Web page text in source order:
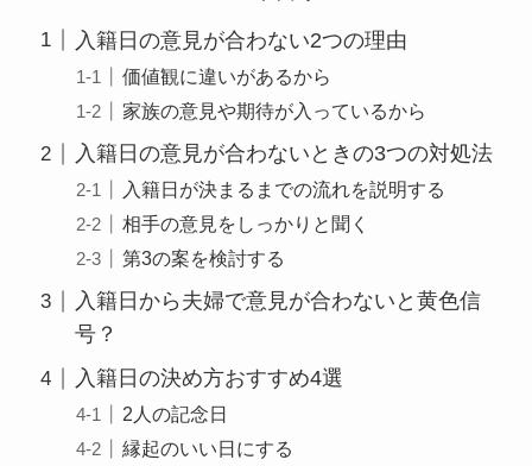
入籍日の意見が合わない2つの理由
価値観に違いがあるから
家族の意見や期待が入っているから
入籍日の意見が合わないときの3つの対処法
入籍日が決まるまでの流れを説明する
相手の意見をしっかりと聞く
第3の案を検討する
入籍日から夫婦で意見が合わないと黄色信
号？
入籍日の決め方おすすめ4選
2人の記念日
縁起のいい日にする